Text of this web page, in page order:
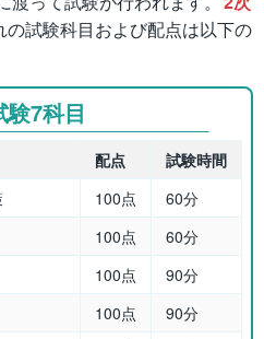
の試験科目および配点は以下の
験7科目
配点
試験時間
100点
60分
100点
60分
100点
90分
100点
90分